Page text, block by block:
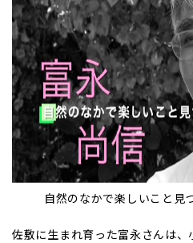
自然のなかで楽しいこと見
佐敷に生まれ育った富永さんは